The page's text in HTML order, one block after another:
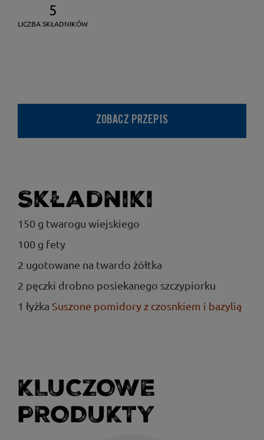
5
LICZBA SKŁADNIKÓW
ZOBACZ PRZEPIS
Składniki
150 g twarogu wiejskiego
100 g fety
2 ugotowane na twardo żółtka
2 pęczki drobno posiekanego szczypiorku
1 łyżka Suszone pomidory z czosnkiem i bazylią
KLUCZOWE
PRODUKTY